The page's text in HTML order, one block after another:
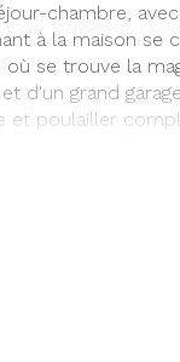
chambre,
à la maison se
se trouve la
d'un grand
et poulailler